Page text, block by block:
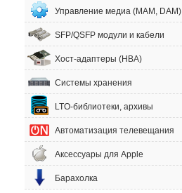
Управление медиа (MAM, DAM)
SFP/QSFP модули и кабели
Хост-адаптеры (HBA)
Системы хранения
LTO-библиотеки, архивы
Автоматизация телевещания
Аксессуары для Apple
Барахолка